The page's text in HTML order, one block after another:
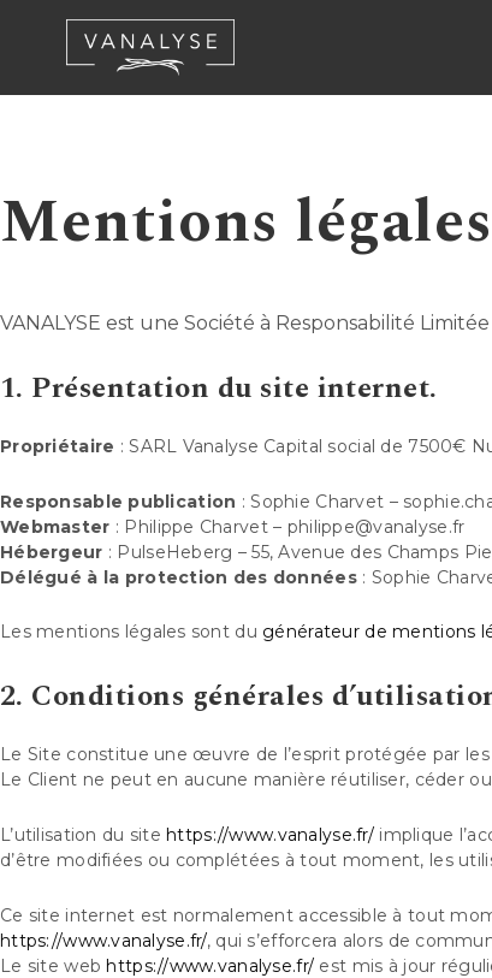
Mentions
VANALYSE est une Société à Responsabilité
1. Présentation du site internet.
Propriétaire : SARL Vanalyse Capital social de 7500€
Responsable publication : Sophie Charvet –
Webmaster : Philippe Charvet – philippe@vanalyse.fr
Hébergeur : PulseHeberg – 55, Avenue des Champs
Délégué à la protection des données: Sophie
Les mentions légales sont du générateur de mentions
2. Conditions générales
Le Site constitue une œuvre de l’esprit protégée par
Le Client ne peut en aucune manière réutiliser, céder
L’utilisation du sitehttps://www.vanalyse.fr/implique
d’être modifiées ou complétées à tout moment, les
Ce site internet est normalement accessible à tout
https://www.vanalyse.fr/, qui s’efforcera alors de
Le site webhttps://www.vanalyse.fr/ est mis à jour